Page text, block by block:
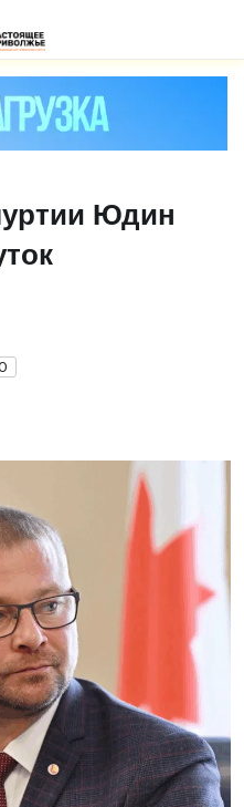
Юдин